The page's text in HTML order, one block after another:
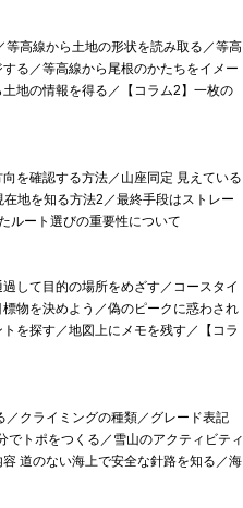
高線から土地の形状を読み取る／等高
る／等高線から尾根のかたちをイメー
地の情報を得る／【コラム2】一枚の
を確認する方法／山座同定 見えている
地を知る方法2／最終手段はストレー
ルート選びの重要性について
して目的の場所をめざす／コースタイ
物を決めよう／偽のピークに惑わされ
を探す／地図上にメモを残す／【コラ
クライミングの種類／グレード表記
でトポをつくる／雪山のアクティビティ
道のない海上で安全な針路を知る／海